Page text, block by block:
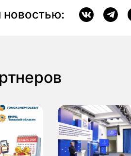
новостью: